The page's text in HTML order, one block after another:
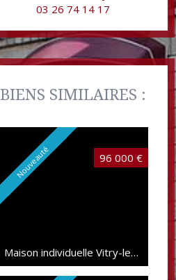
03 26 74 14 17
BIENS SIMILAIRES :
Nouveauté 96 000 €
Maison individuelle Vitry-le-François